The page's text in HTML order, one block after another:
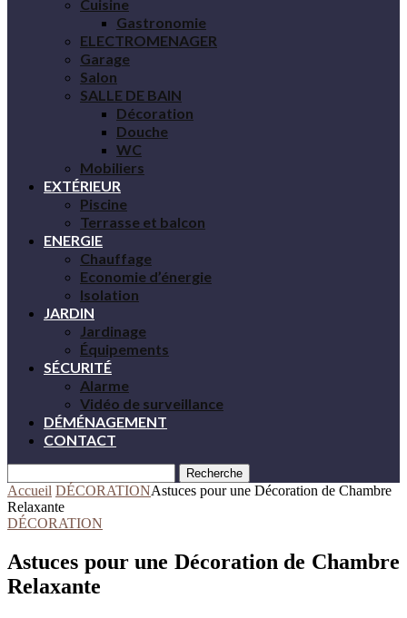
Cuisine
Gastronomie
ELECTROMENAGER
Garage
Salon
SALLE DE BAIN
Décoration
Douche
WC
Mobiliers
EXTÉRIEUR
Piscine
Terrasse et balcon
ENERGIE
Chauffage
Economie d’énergie
Isolation
JARDIN
Jardinage
Équipements
SÉCURITÉ
Alarme
Vidéo de surveillance
DÉMÉNAGEMENT
CONTACT
Recherche
Accueil DÉCORATIONAstuces pour une Décoration de Chambre
Relaxante
DÉCORATION
Astuces pour une Décoration de Chambre
Relaxante